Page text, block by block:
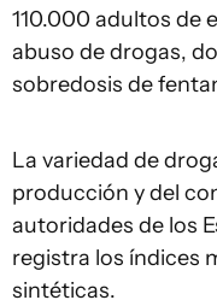
110.000 adultos de
abuso de drogas,
sobredosis de
La variedad de
producción y del
autoridades de los
registra los índices
sintéticas.